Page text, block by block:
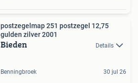
postzegelmap 251 postzegel 12,75
gulden zilver 2001
Bieden Details
Benningbroek 30 jul 26